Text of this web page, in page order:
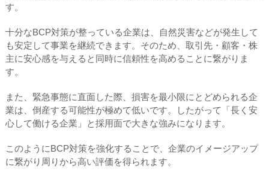
す。
十分なBCP対策が整っている企業は、自然災害などが発生して
も安定して事業を継続できます。そのため、取引先・顧客・株
主に安心感を与えると同時に信頼性を高めることに繋がりま
す。
また、緊急事態に直面した際、損害を最小限にとどめられる企
業は、倒産する可能性が極めて低いです。したがって「長く安
心して働ける企業」と採用面で大きな強みになります。
このようにBCP対策を強化することで、企業のイメージアップ
に繋がり周りから高い評価を得られます。